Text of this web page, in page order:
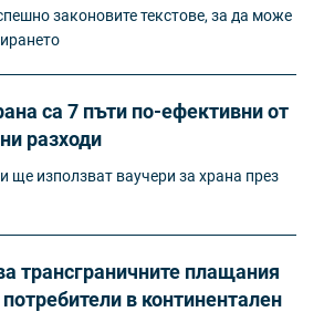
законовите текстове, за да може
са 7 пъти по-ефективни от
разходи
ще използват ваучери за храна през
трансграничните плащания
в континентален